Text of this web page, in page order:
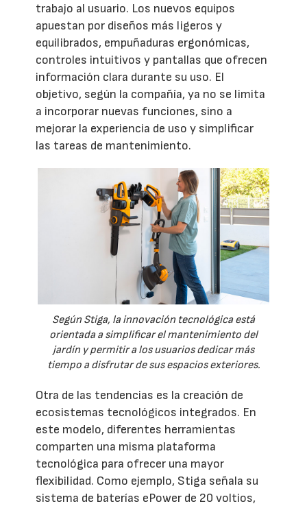
trabajo al usuario. Los nuevos equipos
apuestan por diseños más ligeros y
equilibrados, empuñaduras ergonómicas,
controles intuitivos y pantallas que ofrecen
información clara durante su uso. El
objetivo, según la compañía, ya no se limita
a incorporar nuevas funciones, sino a
mejorar la experiencia de uso y simplificar
las tareas de mantenimiento.
Según Stiga, la innovación tecnológica está
orientada a simplificar el mantenimiento del
jardín y permitir a los usuarios dedicar más
tiempo a disfrutar de sus espacios exteriores.
Otra de las tendencias es la creación de
ecosistemas tecnológicos integrados. En
este modelo, diferentes herramientas
comparten una misma plataforma
tecnológica para ofrecer una mayor
flexibilidad. Como ejemplo, Stiga señala su
sistema de baterías ePower de 20 voltios,